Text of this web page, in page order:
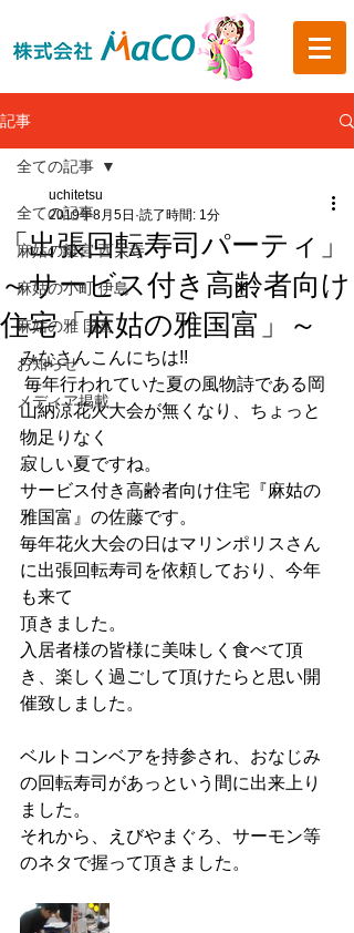
記事
全ての記事
麻姑の離宮 西大寺
麻姑の小町 伊島
麻姑の雅 国富
お知らせ
メディア掲載
全ての記事
「出張回転寿司パーティ」
～サービス付き高齢者向け
住宅「麻姑の雅国富」～
uchitetsu
2019年8月5日 読了時間: 1分
みなさんこんにちは!!
山納涼花火大会が無くなり、ちょっと
物足りなく
寂しい夏ですね。
サービス付き高齢者向け住宅『麻姑の
雅国富』の佐藤です。
毎年花火大会の日はマリンポリスさん
に出張回転寿司を依頼しており、今年
も来て
頂きました。
入居者様の皆様に美味しく食べて頂
き、楽しく過ごして頂けたらと思い開
催致しました。
ベルトコンベアを持参され、おなじみ
の回転寿司があっという間に出来上り
ました。
それから、えびやまぐろ、サーモン等
のネタで握って頂きました。